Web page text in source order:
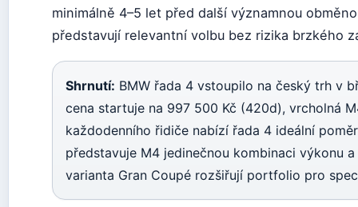
minimálně 4–5 let před další významnou
představují relevantní volbu bez rizika brzkého
Shrnutí: BMW řada 4 vstoupilo na český trh v
cena startuje na 997 500 Kč (420d), vrcholná
každodenního řidiče nabízí řada 4 ideální
představuje M4 jedinečnou kombinaci výkonu
varianta Gran Coupé rozšiřují portfolio pro